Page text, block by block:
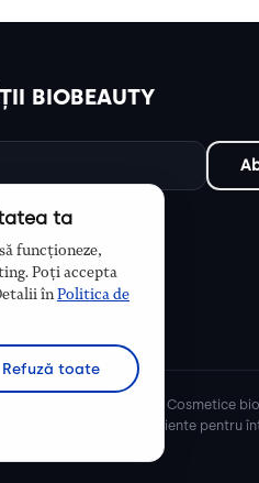
BIOBEAUTY
de cocos, unt de shea. Cosmetice
cosmetice organice eficiente pentru
ta
funcționeze,
Poți accepta
înPolitica de
Refuză toate